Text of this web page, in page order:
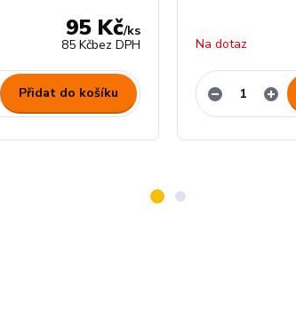
95 Kč/ks
85 Kčbez DPH
Přidat do košíku
Na dotaz